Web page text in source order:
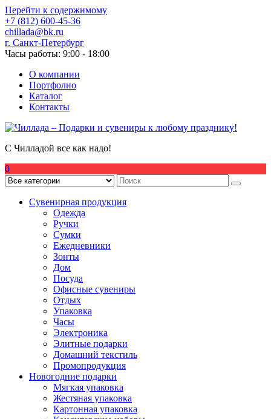
Перейти к содержимому
+7 (812) 600-45-36
chillada@bk.ru
г. Санкт-Петербург
Часы работы: 9:00 - 18:00
О компании
Портфолио
Каталог
Контакты
С Чилладой все как надо!
0
Сувенирная продукция
Одежда
Ручки
Сумки
Ежедневники
Зонты
Дом
Посуда
Офисные сувениры
Отдых
Упаковка
Часы
Электроника
Элитные подарки
Домашний текстиль
Промопродукция
Новогодние подарки
Мягкая упаковка
Жестяная упаковка
Картонная упаковка